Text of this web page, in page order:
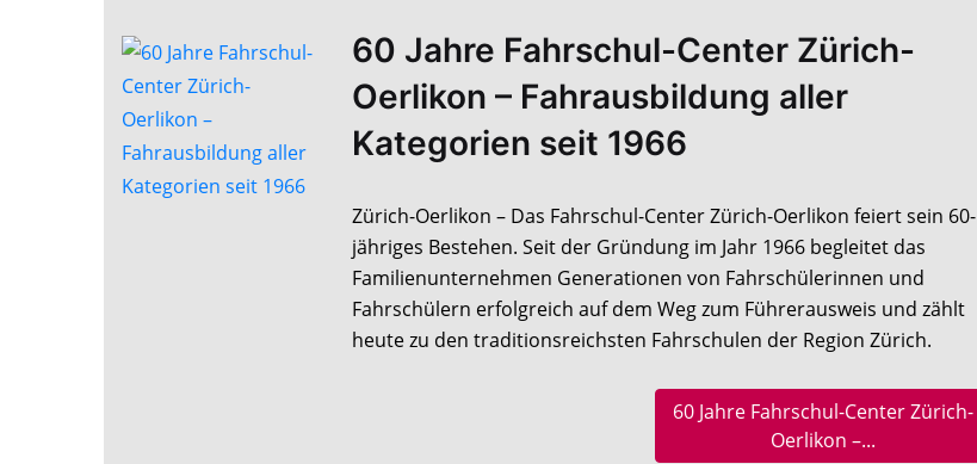
60 Jahre Fahrschul-Center Zürich-
Oerlikon – Fahrausbildung aller
Kategorien seit 1966
Zürich-Oerlikon – Das Fahrschul-Center Zürich-Oerlikon feiert sein 60-
jähriges Bestehen. Seit der Gründung im Jahr 1966 begleitet das
Familienunternehmen Generationen von Fahrschülerinnen und
Fahrschülern erfolgreich auf dem Weg zum Führerausweis und zählt
heute zu den traditionsreichsten Fahrschulen der Region Zürich.
60 Jahre Fahrschul-Center Zürich-
Oerlikon –...